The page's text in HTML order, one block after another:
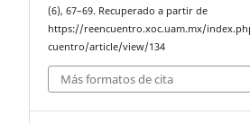
(6), 67–69. Recuperado a partir de
https://reencuentro.xoc.uam.mx/
cuentro/article/view/134
Más formatos de cita